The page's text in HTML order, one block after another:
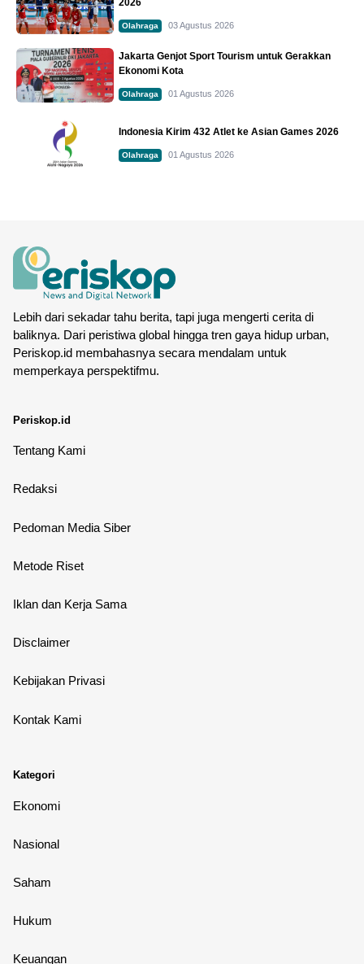
Olahraga 03 Agustus 2026
Jakarta Genjot Sport Tourism untuk Gerakkan
Ekonomi Kota
Olahraga 01 Agustus 2026
Indonesia Kirim 432 Atlet ke Asian Games 2026
Olahraga 01 Agustus 2026
Lebih dari sekadar tahu berita, tapi juga mengerti cerita di
baliknya. Dari peristiwa global hingga tren gaya hidup urban,
Periskop.id membahasnya secara mendalam untuk
memperkaya perspektifmu.
Periskop.id
Tentang Kami
Redaksi
Pedoman Media Siber
Metode Riset
Iklan dan Kerja Sama
Disclaimer
Kebijakan Privasi
Kontak Kami
Kategori
Ekonomi
Nasional
Saham
Hukum
Keuangan